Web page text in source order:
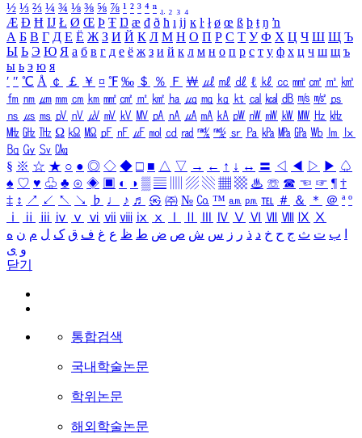
½ ⅓ ⅔ ¼ ¾ ⅛ ⅜ ⅝ ⅞ ¹ ² ³ ⁴ ⁿ ₁ ₂ ₃ ₄
Æ Ð Ħ Ĳ Ł Ø Œ Þ Ŧ Ŋ æ đ ð ħ ı ĳ ĸ ŀ ł ø œ ß þ ŧ ŋ ŉ
А Б В Г Д Е Ё Ж З И Й К Л М Н О П Р С Т У Ф Х Ц Ч Ш Щ Ъ
Ы Ь Э Ю Я а б в г д е ё ж з и й к л м н о п р с т у ф х ц ч ш щ ъ
ы ь э ю я
′ ″ ℃ Å ￠ ￡ ￥ ¤ ℉ ‰ ＄ ％ Ｆ ￦ ㎕ ㎖ ㎗ ℓ ㎘ ㏄ ㎣ ㎤ ㎥ ㎦
㎙ ㎚ ㎛ ㎜ ㎝ ㎞ ㎟ ㎠ ㎡ ㎢ ㏊ ㎍ ㎎ ㎏ ㏏ ㎈ ㎉ ㏈ ㎧ ㎨ ㎰
㎱ ㎲ ㎳ ㎴ ㎵ ㎶ ㎷ ㎸ ㎹ ㎀ ㎁ ㎂ ㎃ ㎄ ㎺ ㎻ ㎽ ㎾ ㎿ ㎐ ㎑
㎒ ㎓ ㎔ Ω ㏀ ㏁ ㎊ ㎋ ㎌ ㏖ ㏅ ㎭ ㎮ ㎯ ㏛ ㎩ ㎪ ㎫ ㎬ ㏝ ㏐
㏓
㏃ ㏉ ㏜ ㏆
§ ※ ☆ ★ ○ ● ◎ ◇ ◆ □ ■ △ ▽ → ← ↑ ↓ ↔ 〓 ◁ ◀ ▷ ▶ ♤
♠ ♡ ♥ ♧ ♣ ⊙ ◈ ▣ ◐ ◑ ▒ ▤ ▨ ▧ ▦ ▩ ♨ ☏ ☎ ☜ ☞ ¶ †
‡ ↕ ↗ ↙ ↖ ↘ ♭ ♩ ♪ ♬ ㉿ ㈜ № ㏇ ™ ㏂ ㏘ ℡ ＃ ＆ ＊ ＠ ª º
ⅰ
ⅱ ⅲ ⅳ ⅴ ⅵ ⅶ ⅷ ⅸ ⅹ Ⅳ Ⅴ Ⅵ Ⅶ Ⅷ Ⅸ Ⅹ
ب ت ث ج ح خ د ذ ر ز س ش ص ض ط ظ ع غ ف ق ک ل م ن ه
و ی
닫기
통합검색
국내학술논문
학위논문
해외학술논문